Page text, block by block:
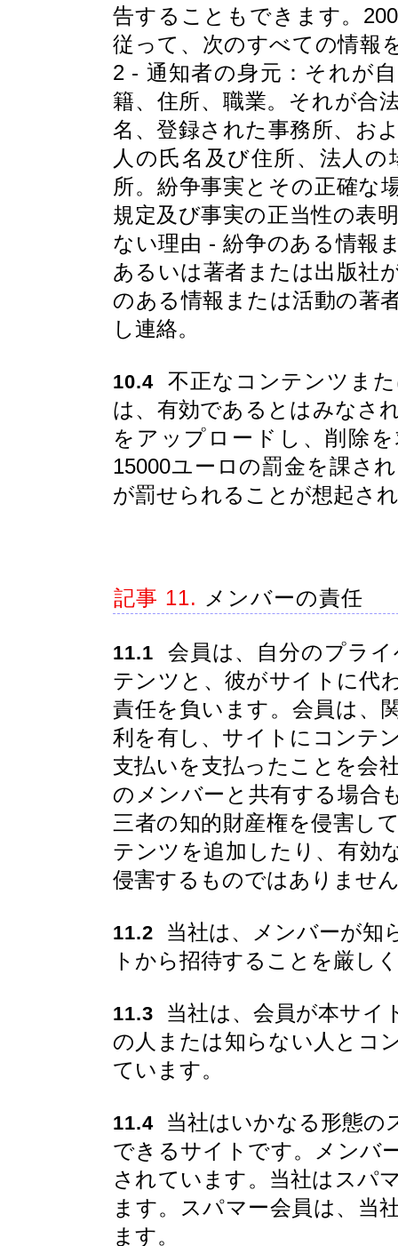
告することもできます。
従って、次のすべての情報
2 - 通知者の身元：それが
籍、住所、職業。それが合
名、登録された事務所、お
人の氏名及び住所、法人
所。紛争事実とその正確な
規定及び事実の正当性の表
ない理由 - 紛争のある情報
あるいは著者または出版社
のある情報または活動の著
し連絡。
10.4 不正なコンテンツま
は、有効であるとはみなさ
をアップロードし、削除
15000ユーロの罰金を課さ
が罰せられることが想起さ
記事 11. メンバーの責任
11.1 会員は、自分のプラ
テンツと、彼がサイトに代
責任を負います。会員は、
利を有し、サイトにコンテ
支払いを支払ったことを会
のメンバーと共有する場合
三者の知的財産権を侵害し
テンツを追加したり、有効
侵害するものではありませ
11.2 当社は、メンバーが知
トから招待することを厳し
11.3 当社は、会員が本サイ
の人または知らない人とコ
ています。
11.4 当社はいかなる形態の
できるサイトです。メンバ
されています。当社はスパ
ます。スパマー会員は、当
ます。